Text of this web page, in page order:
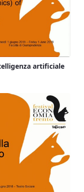
artificiale